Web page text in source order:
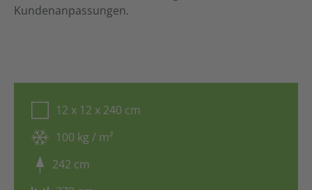
Kundenanpassungen.
12 x 12 x 240 cm
100 kg / m²
242 cm